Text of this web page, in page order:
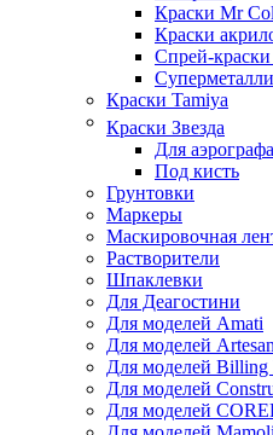
Краски Mr
Краски
Спрей-
Краски Tamiya
Краски Звезда
Для аэрографа
Под кисть
Грунтовки
Маркеры
Маскировочная
Растворители
Шпаклевки
Для Деагостини
Для моделей Amati
Для моделей
Для моделей Billing
Для моделей
Для моделей